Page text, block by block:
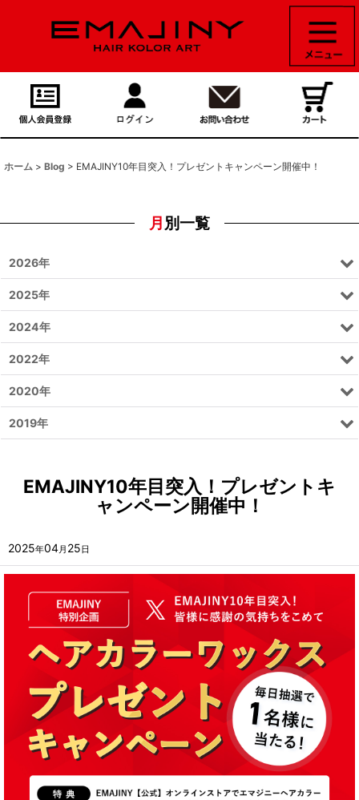
ホーム > Blog > EMAJINY10年目突入！プレゼントキャンペーン開催中！
EMAJINY10年目突入！プレゼントキ
ャンペーン開催中！
2025年04月 25 日
月別一覧
2026年
2025年
2024年
2022年
2020年
2019年